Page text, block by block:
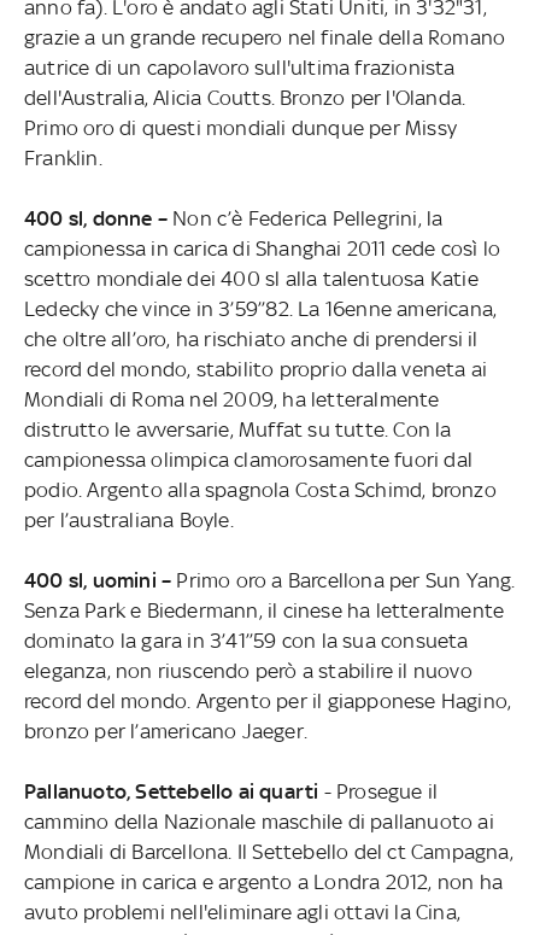
anno fa). L'oro è andato agli Stati Uniti, in 3'32"31,
grazie a un grande recupero nel finale della Romano
autrice di un capolavoro sull'ultima frazionista
dell'Australia, Alicia Coutts. Bronzo per l'Olanda.
Primo oro di questi mondiali dunque per Missy
Franklin.
400 sl, donne – Non c’è Federica Pellegrini, la
campionessa in carica di Shanghai 2011 cede così lo
scettro mondiale dei 400 sl alla talentuosa Katie
Ledecky che vince in 3’59’’82. La 16enne americana,
che oltre all’oro, ha rischiato anche di prendersi il
record del mondo, stabilito proprio dalla veneta ai
Mondiali di Roma nel 2009, ha letteralmente
distrutto le avversarie, Muffat su tutte. Con la
campionessa olimpica clamorosamente fuori dal
podio. Argento alla spagnola Costa Schimd, bronzo
per l’australiana Boyle.
400 sl, uomini – Primo oro a Barcellona per Sun Yang.
Senza Park e Biedermann, il cinese ha letteralmente
dominato la gara in 3’41’’59 con la sua consueta
eleganza, non riuscendo però a stabilire il nuovo
record del mondo. Argento per il giapponese Hagino,
bronzo per l’americano Jaeger.
Pallanuoto, Settebello ai quarti - Prosegue il
cammino della Nazionale maschile di pallanuoto ai
Mondiali di Barcellona. Il Settebello del ct Campagna,
campione in carica e argento a Londra 2012, non ha
avuto problemi nell'eliminare agli ottavi la Cina,